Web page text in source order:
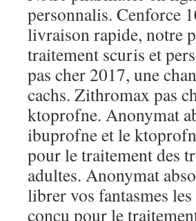
personnalis. Cenforce
livraison rapide, notre
traitement scuris et
pas cher 2017, une
cachs. Zithromax pas
ktoprofne. Anonymat
ibuprofne et le
pour le traitement des
adultes. Anonymat
librer vos fantasmes
conçu pour le